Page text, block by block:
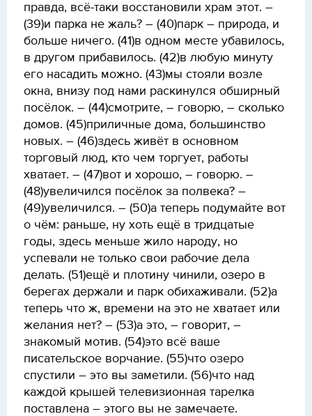
правда, всё-таки восстановили храм этот. –
(39)и парка не жаль? – (40)парк – природа, и
больше ничего. (41)в одном месте убавилось,
в другом прибавилось. (42)в любую минуту
его насадить можно. (43)мы стояли возле
окна, внизу под нами раскинулся обширный
посёлок. – (44)смотрите, – говорю, – сколько
домов. (45)приличные дома, большинство
новых. – (46)здесь живёт в основном
торговый люд, кто чем торгует, работы
хватает. – (47)вот и хорошо, – говорю. –
(48)увеличился посёлок за полвека? –
(49)увеличился. – (50)а теперь подумайте вот
о чём: раньше, ну хоть ещё в тридцатые
годы, здесь меньше жило народу, но
успевали не только свои рабочие дела
делать. (51)ещё и плотину чинили, озеро в
берегах держали и парк обихаживали. (52)а
теперь что ж, времени на это не хватает или
желания нет? – (53)а это, – говорит, –
знакомый мотив. (54)это всё ваше
писательское ворчание. (55)что озеро
спустили – это вы заметили. (56)что над
каждой крышей телевизионная тарелка
поставлена – этого вы не замечаете.